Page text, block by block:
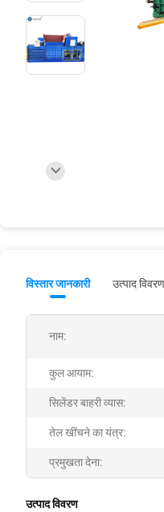
विस्तार जानकारी उत्पाद विवरण
नाम:
कुल आयाम:
सिलेंडर बाहरी व्यास:
तेल खींचने का यंत्र:
प्रमुखता देना:
उत्पाद विवरण